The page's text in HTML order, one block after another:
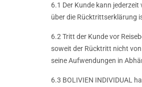
6.1 Der Kunde kann
über die Rücktrittserklärung
6.2 Tritt der Kunde vor
soweit der Rücktritt nicht
seine Aufwendungen in
6.3 BOLIVIEN INDIVIDUAL